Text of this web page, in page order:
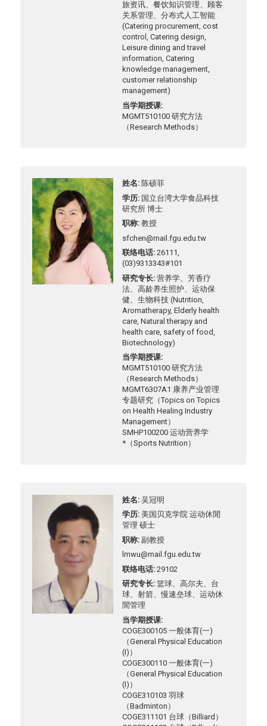
旅资讯、餐饮知识管理、顾客
关系管理、分布式人工智能
(Catering procurement, cost
control, Catering design,
Leisure dining and travel
information, Catering
knowledge management,
customer relationship
management)
当学期授课
MGMT510100 研究方法
（Research Methods）
姓名 陈硕菲
学历 国立台湾大学食品科技
研究所 博士
职称 教授
sfchen@mail.fgu.edu.tw
联络电话 26111,
(03)9313343#101
研究专长 营养学、芳香疗
法、高龄养生照护、运动保
健、生物科技 (Nutrition,
Aromatherapy, Elderly health
care, Natural therapy and
health care, safety of food,
Biotechnology)
当学期授课
MGMT510100 研究方法
（Research Methods）
MGMT6307A1 康养产业管理
专题研究（Topics on Topics
on Health Healing Industry
Management）
SMHP100200 运动营养学
*（Sports Nutrition）
姓名 吴冠明
学历 美国贝克学院 运动休閒
管理 硕士
职称 副教授
lmwu@mail.fgu.edu.tw
联络电话 29102
研究专长 篮球、高尔夫、台
球、射箭、慢速垒球、运动休
閒管理
当学期授课
COGE300105 一般体育(一)
（General Physical Education
(I)）
COGE300110 一般体育(一)
（General Physical Education
(I)）
COGE310103 羽球
（Badminton）
COGE311101 台球（Billiard）